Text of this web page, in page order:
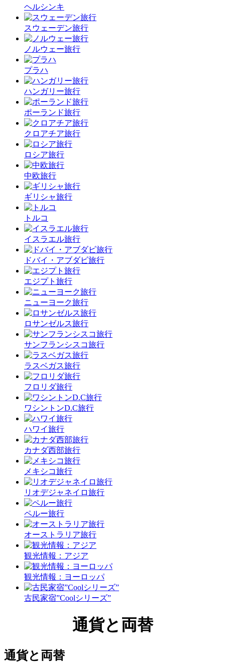
ヘルシンキ
スウェーデン旅行
ノルウェー旅行
プラハ
ハンガリー旅行
ポーランド旅行
クロアチア旅行
ロシア旅行
中欧旅行
ギリシャ旅行
トルコ
イスラエル旅行
ドバイ・アブダビ旅行
エジプト旅行
ニューヨーク旅行
ロサンゼルス旅行
サンフランシスコ旅行
ラスベガス旅行
フロリダ旅行
ワシントンD.C旅行
ハワイ旅行
カナダ西部旅行
メキシコ旅行
リオデジャネイロ旅行
ペルー旅行
オーストラリア旅行
観光情報：アジア
観光情報：ヨーロッパ
古民家宿”Coolシリーズ”
通貨と両替
通貨と両替